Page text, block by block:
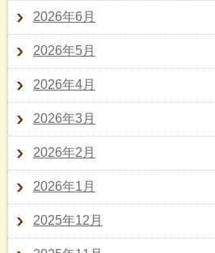
2026年6月
2026年5月
2026年4月
2026年3月
2026年2月
2026年1月
2025年12月